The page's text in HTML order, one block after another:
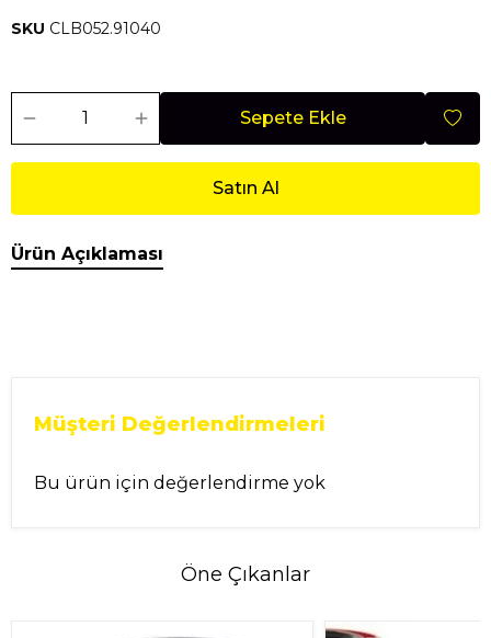
SKU CLB052.91040
Sepete Ekle
Satın Al
Ürün Açıklaması
Müşteri Değerlendirmeleri
Bu ürün için değerlendirme yok
Öne Çıkanlar